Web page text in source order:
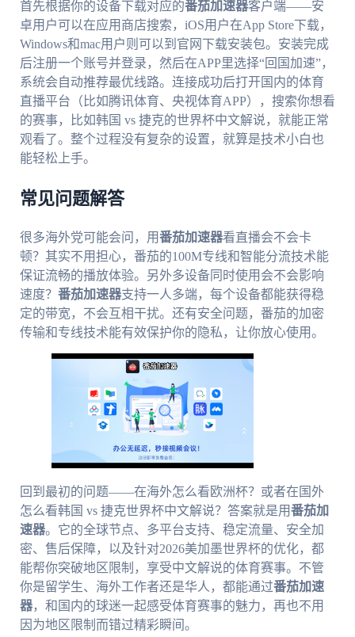
首先根据你的设备下载对应的番茄加速器客户端——安
卓用户可以在应用商店搜索，iOS用户在App Store下载，
Windows和mac用户则可以到官网下载安装包。安装完成
后注册一个账号并登录，然后在APP里选择“回国加速”，
系统会自动推荐最优线路。连接成功后打开国内的体育
直播平台（比如腾讯体育、央视体育APP），搜索你想看
的赛事，比如韩国 vs 捷克的世界杯中文解说，就能正常
观看了。整个过程没有复杂的设置，就算是技术小白也
能轻松上手。
常见问题解答
很多海外党可能会问，用番茄加速器看直播会不会卡
顿？其实不用担心，番茄的100M专线和智能分流技术能
保证流畅的播放体验。另外多设备同时使用会不会影响
速度？ 番茄加速器支持一人多端，每个设备都能获得稳
定的带宽，不会互相干扰。还有安全问题，番茄的加密
传输和专线技术能有效保护你的隐私，让你放心使用。
回到最初的问题——在海外怎么看欧洲杯？或者在国外
怎么看韩国 vs 捷克世界杯中文解说？答案就是用番茄加
速器。它的全球节点、多平台支持、稳定流量、安全加
密、售后保障，以及针对2026美加墨世界杯的优化，都
能帮你突破地区限制，享受中文解说的体育赛事。不管
你是留学生、海外工作者还是华人，都能通过番茄加速
器，和国内的球迷一起感受体育赛事的魅力，再也不用
因为地区限制而错过精彩瞬间。